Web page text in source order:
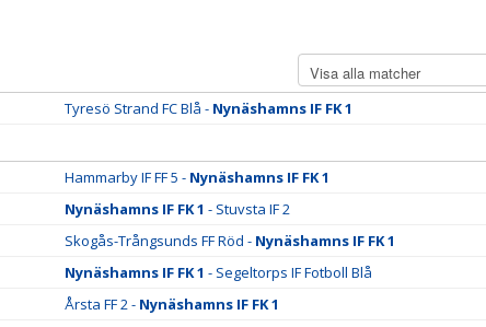
Tyresö Strand FC Blå - Nynäshamns IF FK 1
Hammarby IF FF 5 - Nynäshamns IF FK 1
Nynäshamns IF FK 1 - Stuvsta IF 2
Skogås-Trångsunds FF Röd - Nynäshamns IF FK 1
Nynäshamns IF FK 1 - Segeltorps IF Fotboll Blå
Årsta FF 2 - Nynäshamns IF FK 1